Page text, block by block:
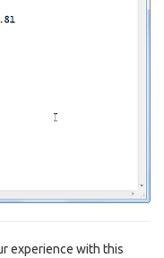
experience with this